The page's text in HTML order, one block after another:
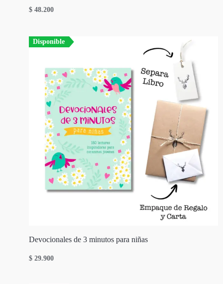
$ 48.200
Disponible
Devocionales de 3 minutos para niñas
$ 29.900